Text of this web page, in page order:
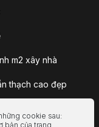
m2 xây nhà
thạch cao đẹp
cookie sau:
bản của trang